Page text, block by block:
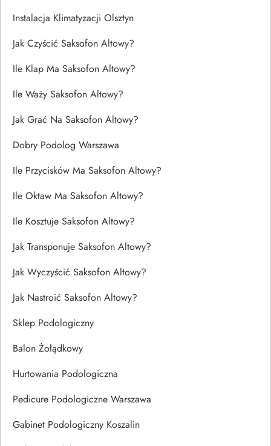
Instalacja Klimatyzacji Olsztyn
Jak Czyścić Saksofon Altowy?
Ile Klap Ma Saksofon Altowy?
Ile Waży Saksofon Altowy?
Jak Grać Na Saksofon Altowy?
Dobry Podolog Warszawa
Ile Przycisków Ma Saksofon Altowy?
Ile Oktaw Ma Saksofon Altowy?
Ile Kosztuje Saksofon Altowy?
Jak Transponuje Saksofon Altowy?
Jak Wyczyścić Saksofon Altowy?
Jak Nastroić Saksofon Altowy?
Sklep Podologiczny
Balon Żołądkowy
Hurtowania Podologiczna
Pedicure Podologiczne Warszawa
Gabinet Podologiczny Koszalin